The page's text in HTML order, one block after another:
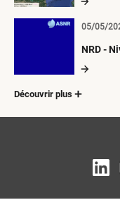
NRD -
05/05/
Découvrir plus